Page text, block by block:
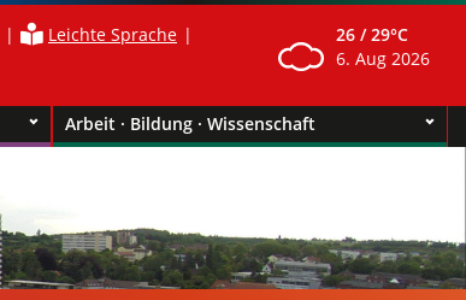
Leichte Sprache 26 / 29°C
6. Aug 2026
Arbeit · Bildung · Wissenschaft